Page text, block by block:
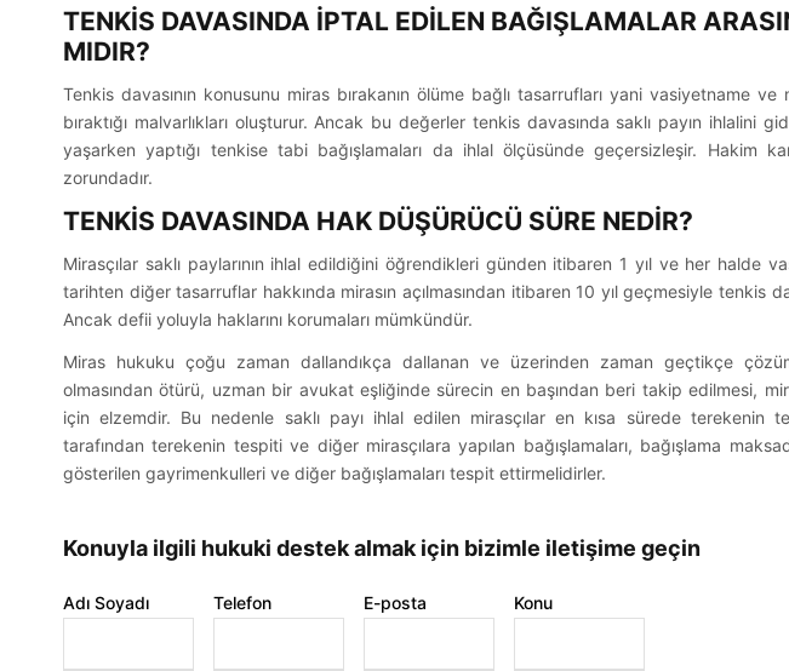
TENKİS DAVASINDA İPTAL EDİLEN BAĞIŞLAMALAR
MIDIR?
Tenkis davasının konusunu miras bırakanın ölüme bağlı tasarrufları yani vasiyetname ve
bıraktığı malvarlıkları oluşturur. Ancak bu değerler tenkis davasında saklı payın ihlalini
yaşarken yaptığı tenkise tabi bağışlamaları da ihlal ölçüsünde geçersizleşir. Hakim
zorundadır.
TENKİS DAVASINDA HAK DÜŞÜRÜCÜ SÜRE NEDİR?
Mirasçılar saklı paylarının ihlal edildiğini öğrendikleri günden itibaren 1 yıl ve her halde
tarihten diğer tasarruflar hakkında mirasın açılmasından itibaren 10 yıl geçmesiyle tenkis
Ancak defii yoluyla haklarını korumaları mümkündür.
Miras hukuku çoğu zaman dallandıkça dallanan ve üzerinden zaman geçtikçe
olmasından ötürü, uzman bir avukat eşliğinde sürecin en başından beri takip edilmesi,
için elzemdir. Bu nedenle saklı payı ihlal edilen mirasçılar en kısa sürede terekenin
tarafından terekenin tespiti ve diğer mirasçılara yapılan bağışlamaları, bağışlama
gösterilen gayrimenkulleri ve diğer bağışlamaları tespit ettirmelidirler.
Konuyla ilgili hukuki destek almak için bizimle iletişime geçin
Adı Soyadı Telefon E-posta Konu
Kotan & Gökce Hukuk Bürosu –
Güvenilir, çözüm odaklı ve modern
Bireysel Hizmetler
Hukuki Uyum & Şirket Eğitimleri
İletişim Bilgileri
info@kotangokce.com
(+90) 536 682 73 06
No: 9/1, Avcılar Exclusive,
Bayraklı/İZMİR